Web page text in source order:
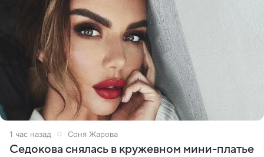
1 час назад Соня Жарова
Седокова снялась в кружевном мини-платье